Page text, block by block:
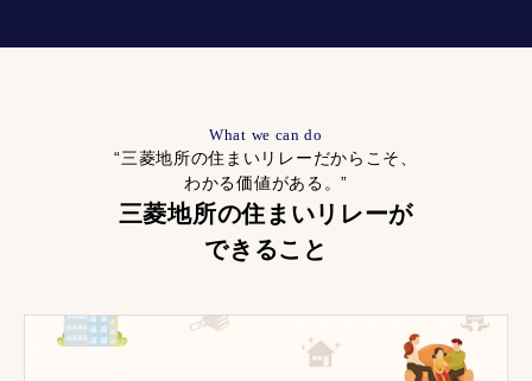
What we can do
“三菱地所の住まいリレーだからこそ、
わかる価値がある。”
三菱地所の住まいリレーが
できること